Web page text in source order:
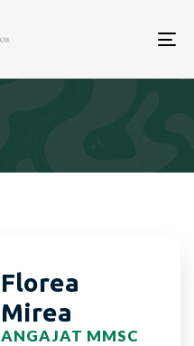
Florea
Mirea
ANGAJAT MMSC